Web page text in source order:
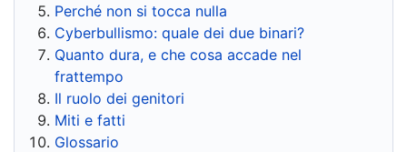
Perché non si tocca nulla
Cyberbullismo: quale dei due binari?
Quanto dura, e che cosa accade nel
frattempo
Il ruolo dei genitori
Miti e fatti
Glossario